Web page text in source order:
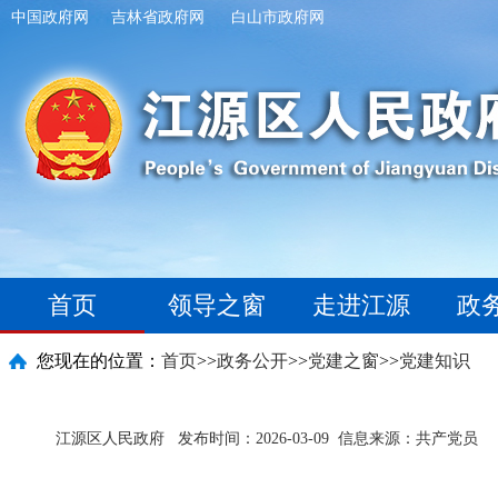
中国政府网 吉林省政府网 白山市政府网
首页 领导之窗 走进江源 政
您现在的位置： 首页>>政务公开>>党建之窗>>党建知识
江源区人民政府 发布时间：2026-03-09 信息来源：共产党员